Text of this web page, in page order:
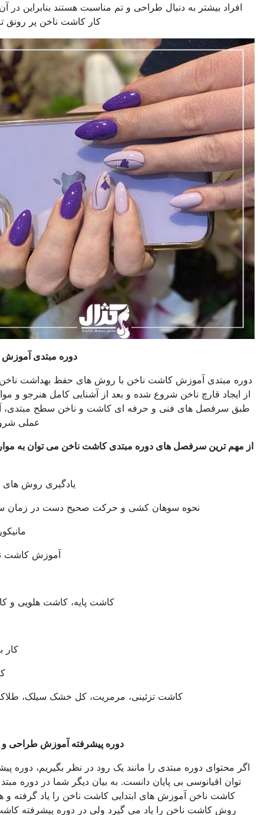
به دنبال طراحی و تم مناسبت هستند بنابراین در آن روزها بازار
کار کاشت ناخن پر رونق تر خواهد بود.
دوره مبتدی آموزش کاشت ناخن
آموزش کاشت ناخن با روش های حفظ بهداشت ناخن و جلوگیری
قارچ ناخن شروع شده و بعد از آشنایی کامل هنرجو و موارد ذکر شده
های فنی و حرفه ای کاشت و ناخن سطح مبتدی، آموزش های
عملی شروع می شود.
سرفصل های دوره مبتدی کاشت ناخن می توان به موارد زیر اشاره
یادگیری روش های کاشت ناخن
نحوه سوهان کشی و حرکت صحیح دست در زمان سوهان کشی
مانیکور خشک و تر
آموزش کاشت ناخن طبیعی
کاشت پایه، کاشت هلویی و کاشت میکس
کار با انواع قالب
کاشت تزئینی
کاشت تزئینی، مرمریت، کل خشک سیلک، طلاکوب و ماربل
دوره پیشرفته آموزش طراحی و کاشت ناخن
دوره مبتدی را مانند یک رود در نظر بگیریم، دوره پیشرفته را می
بی پایان دانست. به بیان دیگر شما در دوره مبتدی طراحی و
ناخن آموزش های ابتدایی کاشت ناخن را یاد گرفته و هم چنین چند
ناخن را یاد می گیرد ولی در دوره پیشرفته کاشت ناخن شما